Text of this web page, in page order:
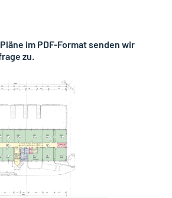
im PDF-Format senden wir
zu.